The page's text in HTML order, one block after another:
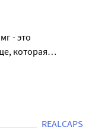
- это
которая
активных
кислоты.
для
REALCAPS